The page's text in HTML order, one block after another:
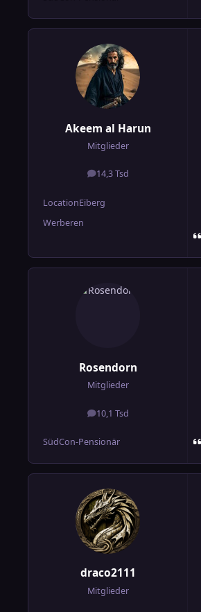
Akeem al Harun
Mitglieder
14,3 Tsd
Beiträge
LocationEiberg
Werberen
Rosendorn
Mitglieder
10,1 Tsd
Beiträge
SüdCon-Pensionär
draco2111
Mitglieder